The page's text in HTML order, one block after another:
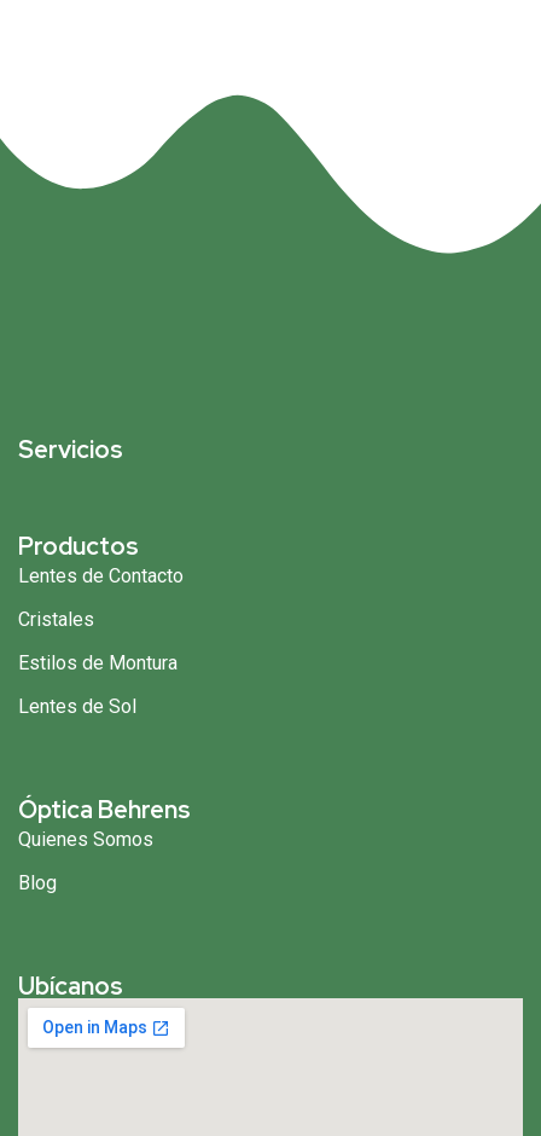
Servicios
Productos
Lentes de Contacto
Cristales
Estilos de Montura
Lentes de Sol
Óptica Behrens
Quienes Somos
Blog
Ubícanos